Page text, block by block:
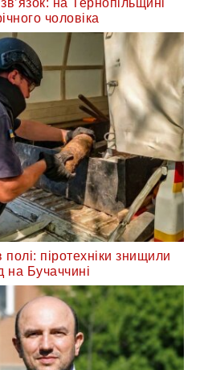
чоловіка
піротехніки знищили
на Бучаччині